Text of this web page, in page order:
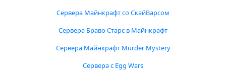
Сервера Майнкрафт со СкайВарсом
Сервера Браво Старс в Майнкрафт
Сервера Майнкрафт Murder Mystery
Сервера с Egg Wars